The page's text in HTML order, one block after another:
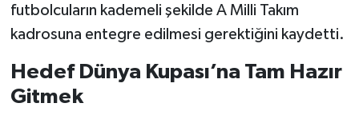
futbolcuların kademeli şekilde A Milli Takım
kadrosuna entegre edilmesi gerektiğini kaydetti.
Hedef Dünya Kupası’na Tam Hazır
Gitmek